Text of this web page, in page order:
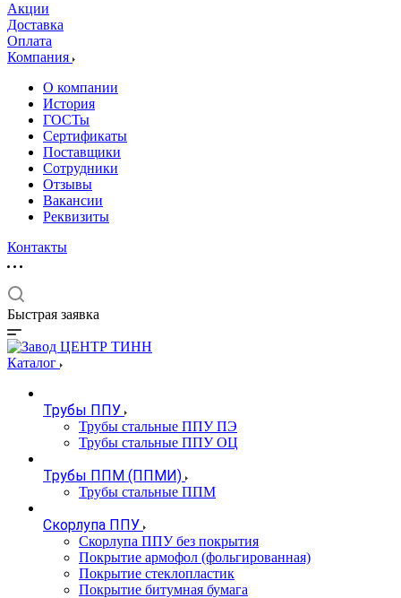
Акции
Доставка
Оплата
Компания
О компании
История
ГОСТы
Сертификаты
Поставщики
Сотрудники
Отзывы
Вакансии
Реквизиты
Контакты
Быстрая заявка
Каталог
Трубы ППУ
Трубы стальные ППУ ПЭ
Трубы стальные ППУ ОЦ
Трубы ППМ (ППМИ)
Трубы стальные ППМ
Скорлупа ППУ
Скорлупа ППУ без покрытия
Покрытие армофол (фольгированная)
Покрытие стеклопластик
Покрытие битумная бумага